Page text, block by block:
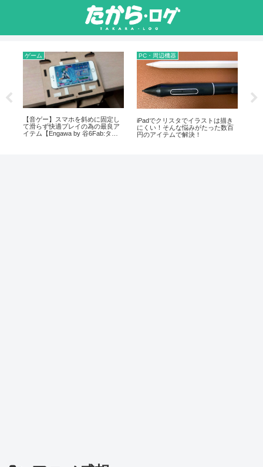
ゲーム
【音ゲー】スマホを斜めに固定し
て滑らず快適プレイの為の最良ア
イテム【Engawa by 谷6Fab:タイ
PC・周辺機器
iPadでクリスタでイラストは描き
にくい！そんな悩みがたった数百
円のアイテムで解決！